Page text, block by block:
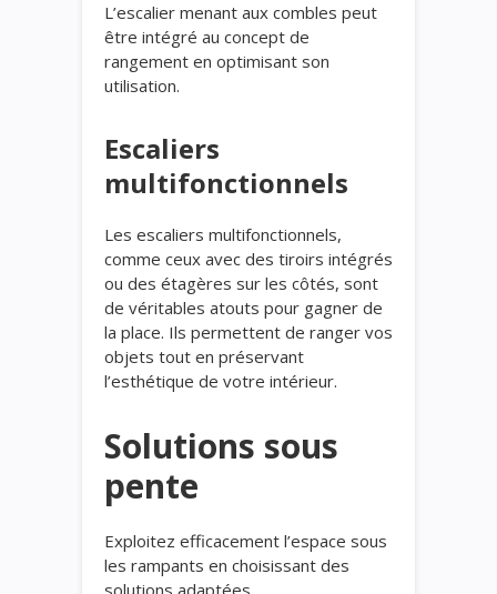
L’escalier menant aux combles peut
être intégré au concept de
rangement en optimisant son
utilisation.
Escaliers
multifonctionnels
Les escaliers multifonctionnels,
comme ceux avec des tiroirs intégrés
ou des étagères sur les côtés, sont
de véritables atouts pour gagner de
la place. Ils permettent de ranger vos
objets tout en préservant
l’esthétique de votre intérieur.
Solutions sous
pente
Exploitez efficacement l’espace sous
les rampants en choisissant des